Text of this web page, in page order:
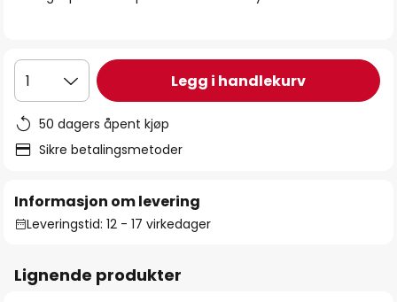
1 Legg i handlekurv
50 dagers åpent kjøp
Sikre betalingsmetoder
Informasjon om levering
Leveringstid: 12 - 17 virkedager
Lignende produkter